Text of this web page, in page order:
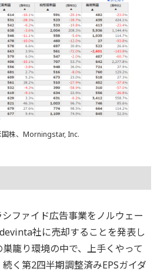
国株、Morningstar, Inc.
ファイド広告事業をノルウェー
社に売却することを発表し
籠り環境の中で、上手くやって
く第2四半期調整済みEPSガイダ